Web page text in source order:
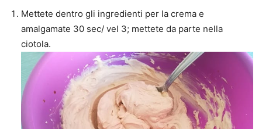
Mettete dentro gli ingredienti per la crema e
amalgamate 30 sec/ vel 3; mettete da parte nella
ciotola.